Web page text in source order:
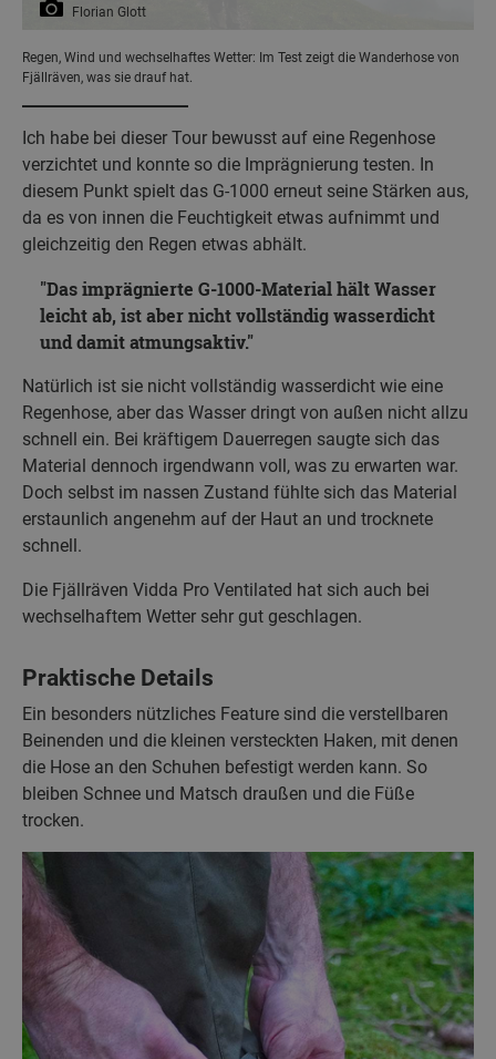
Florian Glott
Regen, Wind und wechselhaftes Wetter: Im Test zeigt die Wanderhose von
Fjällräven, was sie drauf hat.
Ich habe bei dieser Tour bewusst auf eine Regenhose
verzichtet und konnte so die Imprägnierung testen. In
diesem Punkt spielt das G-1000 erneut seine Stärken aus,
da es von innen die Feuchtigkeit etwas aufnimmt und
gleichzeitig den Regen etwas abhält.
Das imprägnierte G-1000-Material hält Wasser
leicht ab, ist aber nicht vollständig wasserdicht
und damit atmungsaktiv.
Natürlich ist sie nicht vollständig wasserdicht wie eine
Regenhose, aber das Wasser dringt von außen nicht allzu
schnell ein. Bei kräftigem Dauerregen saugte sich das
Material dennoch irgendwann voll, was zu erwarten war.
Doch selbst im nassen Zustand fühlte sich das Material
erstaunlich angenehm auf der Haut an und trocknete
schnell.
Die Fjällräven Vidda Pro Ventilated hat sich auch bei
wechselhaftem Wetter sehr gut geschlagen.
Praktische Details
Ein besonders nützliches Feature sind die verstellbaren
Beinenden und die kleinen versteckten Haken, mit denen
die Hose an den Schuhen befestigt werden kann. So
bleiben Schnee und Matsch draußen und die Füße
trocken.